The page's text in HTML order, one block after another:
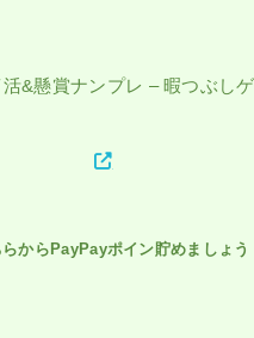
&懸賞ナンプレ – 暇つぶし
からPayPayポイン貯めましょう